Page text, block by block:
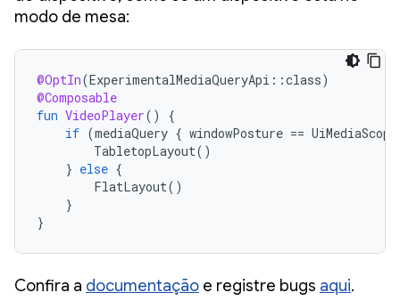
modo de mesa:
@OptIn(ExperimentalMediaQueryApi ::class)
@Composable
fun VideoPlayer()
{
if (mediaQuery { windowPosture == UiMediaScope
TabletopLayout()
} else {
FlatLayout()
}
}
Confira a documentação e registre bugs aqui.